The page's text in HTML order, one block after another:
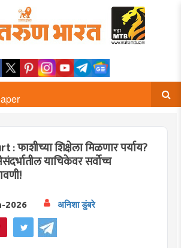
: फाशीच्या शिक्षेला मिळणार पर्याय?
याचिकेवर सर्वोच्च
2026 अनिशा डुंबरे